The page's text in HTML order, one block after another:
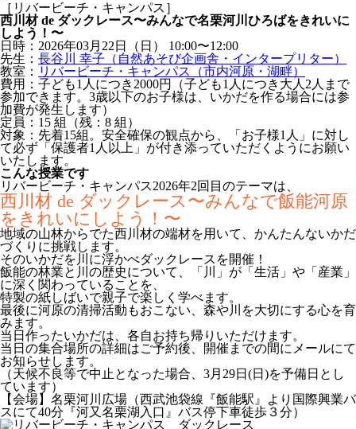
［リバービーチ・キャンパス］
西川材 de ダックレース〜みんなで名栗河川ひろばをきれいに
しよう！〜
日時：2026年03月22日（日） 10:00〜12:00
先生： 長谷川 幸子（自然あそび企画舎・インタープリター）
教室： リバービーチ・キャンパス（市内河原・湖畔）
費用：子ども1人につき2000円（子ども1人につき大人2人まで
参加できます。3歳以下のお子様は、いかだを作る場合には参
加費が発生します）
定員：15 組 （残：8 組 ）
対象：先着15組。安全確保の観点から、「お子様1人」に対し
て必ず「保護者1人以上」が付き添っていただくようにお願い
いたします。
こんな授業です
リバービーチ・キャンパス2026年2回目のテーマは、
西川材 de ダックレース〜みんなで飯能河原
をきれいにしよう！〜
地域の山林からでた西川材の端材を用いて、かんたんないかだ
づくりに挑戦します。
そのいかだを川に浮かべダックレースを開催！
飯能の林業と川の歴史について、「川」が「生活」や「産業」
に深く関わっていることを、
特製の紙しばいで親子で楽しく学べます。
最後に河原の清掃活動もおこない、森や川を大切にする心を育
みます。
当日作ったいかだは、各自お持ち帰りいただけます。
当日の集合場所の詳細はご予約後、開催までの間にメールにて
お知らせします。
（天候不良等で中止となった場合、3月29日(日)を予備日とし
ています）
【会場】名栗河川広場（西武池袋線『飯能駅』より国際興業バ
スにて40分『河又名栗湖入口』バス停下車徒歩３分）